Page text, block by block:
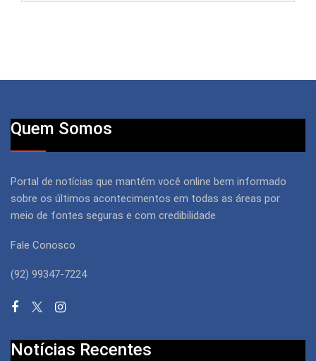
Quem Somos
Portal de notícias que mantém você online bem informado
sobre os últimos acontecimentos em todas as áreas por
meio de fontes seguras e com credibilidade
Fale Conosco
(92) 99347-7224
Notícias Recentes